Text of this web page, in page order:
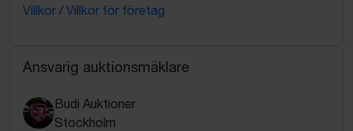
Villkor / Villkor för företag
Ansvarig auktionsmäklare
Budi Auktioner
Stockholm